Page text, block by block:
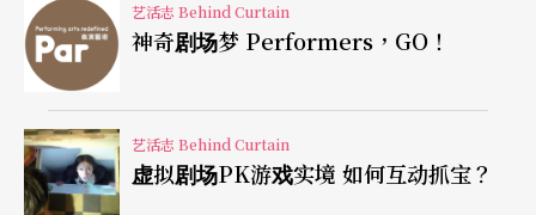
「我觉得『沉浸式剧场』或类似的互动剧场，观众
进场时也是重要环节，必须考虑观众怎么来？甚至
从他下车、出捷运站就开始构筑演出氛围。」他在
台大艺术季的作品《115.904123AU》混和了之前做
夜市剧场发掘的『市集』概念，观众看演出也逛市
艺活志 Behind Curtain
神奇剧场梦 Performers，GO！
艺活志 Behind Curtain
虚拟剧场PK游戏实境 如何互动抓宝？